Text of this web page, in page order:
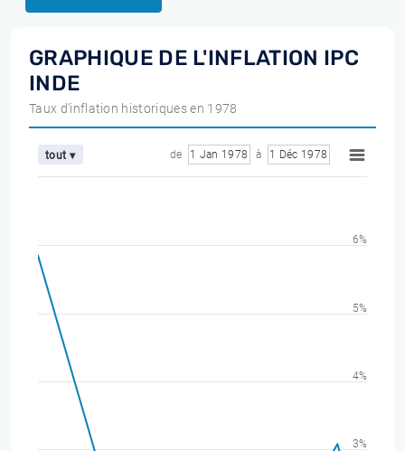
GRAPHIQUE DE L'INFLATION IPC
INDE
Taux d'inflation historiques en 1978
tout ▾ de 1 Jan 1978 à 1 Déc 1978
3%
4%
5%
6%